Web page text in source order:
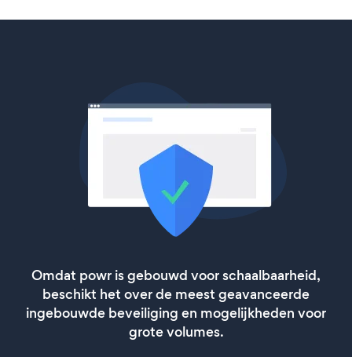
Omdat powr is gebouwd voor schaalbaarheid,
beschikt het over de meest geavanceerde
ingebouwde beveiliging en mogelijkheden voor
grote volumes.